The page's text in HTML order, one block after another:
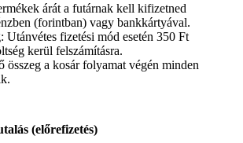
árát a futárnak kell kifizetned
(forintban) vagy bankkártyával.
Utánvétes fizetési mód esetén 350 Ft
kerül felszámításra.
összeg a kosár folyamat végén minden
(előrefizetés)